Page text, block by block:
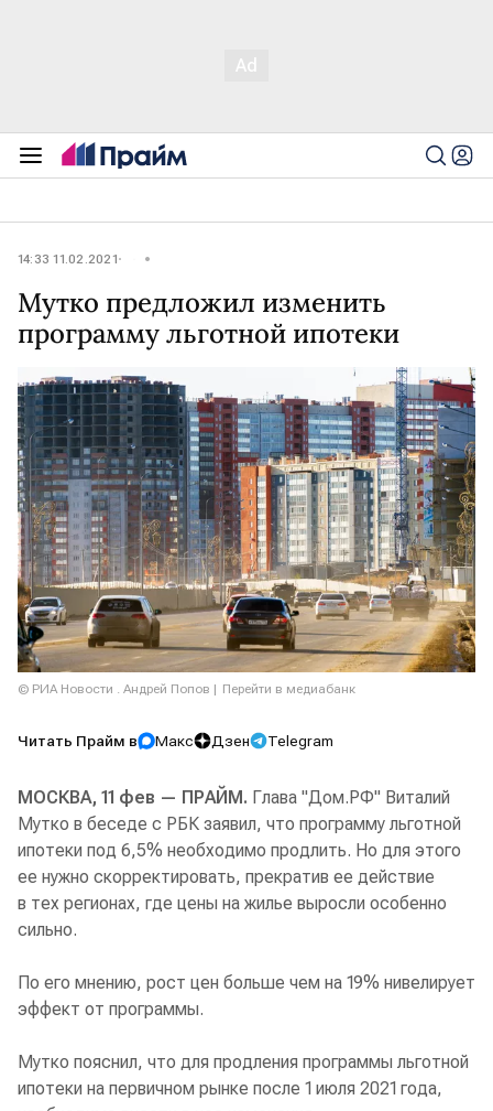
14:33 11.02.2021
Мутко предложил изменить
программу льготной ипотеки
© РИА Новости . Андрей Попов Перейти в медиабанк
Читать Прайм в Макс Дзен Telegram
МОСКВА, 11 фев — ПРАЙМ. Глава "Дом.РФ" Виталий
Мутко в беседе с РБК заявил, что программу льготной
ипотеки под 6,5% необходимо продлить. Но для этого
ее нужно скорректировать, прекратив ее действие
в тех регионах, где цены на жилье выросли особенно
сильно.
По его мнению, рост цен больше чем на 19% нивелирует
эффект от программы.
Мутко пояснил, что для продления программы льготной
ипотеки на первичном рынке после 1 июля 2021 года,